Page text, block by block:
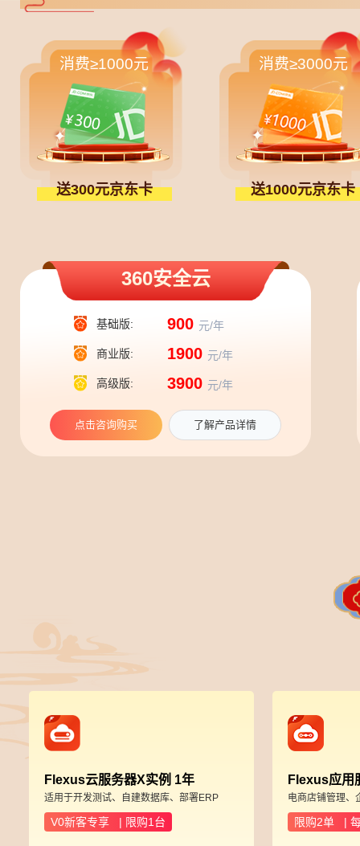
消费≥1000元
送300元京东卡
消费≥3000元
送1000元京东卡
360安全云
基础版: 900 元/年
商业版: 1900 元/年
高级版: 3900 元/年
点击咨询购买 了解产品详情
Flexus云服务器X实例 1年
适用于开发测试、自建数据库、部署ERP
V0新客专享 | 限购1台
Flexus应用
电商店铺管理、
限购2单 |